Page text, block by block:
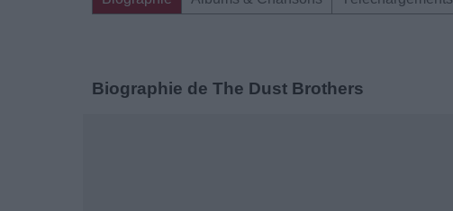
Biographie de The Dust Brothers